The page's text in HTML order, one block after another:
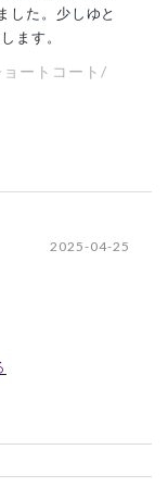
した。少しゆと
ます。
ートコート/
2025-04-25
まってよかっ